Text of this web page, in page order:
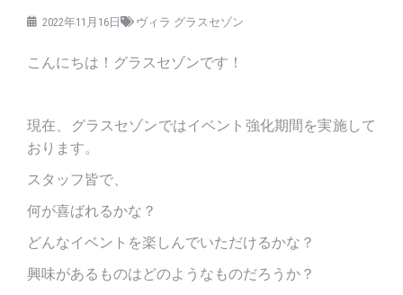
2022年11月16日 ヴィラ グラスセゾン
こんにちは！グラスセゾンです！
現在、グラスセゾンではイベント強化期間を実施して
おります。
スタッフ皆で、
何が喜ばれるかな？
どんなイベントを楽しんでいただけるかな？
興味があるものはどのようなものだろうか？